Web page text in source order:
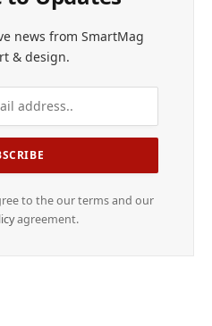
news from SmartMag
& design.
to the our terms and our
agreement.